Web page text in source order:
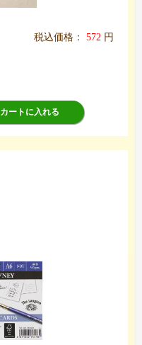
税込価格： 572 円
カートに入れる